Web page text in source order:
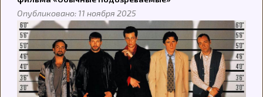
Опубликовано: 11 ноября 2025